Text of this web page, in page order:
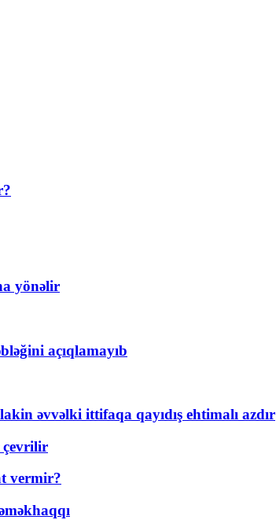
yönəlir
açıqlamayıb
əvvəlki ittifaqa qayıdış ehtimalı azdır
çevrilir
vermir?